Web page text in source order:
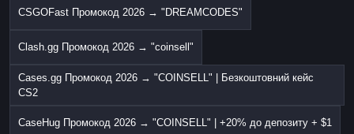
CSGOFast Промокод 2026 → "DREAMCODES"
Clash.gg Промокод 2026 → "coinsell"
Cases.gg Промокод 2026 → "COINSELL" | Безкоштовний кейс
CS2
CaseHug Промокод 2026 → "COINSELL" | +20% до депозиту + $1